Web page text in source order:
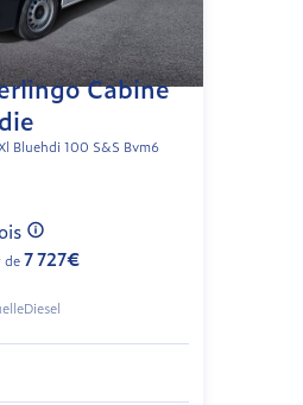
Cabine
Bluehdi 100 S&S Bvm6
de7 727€
Diesel